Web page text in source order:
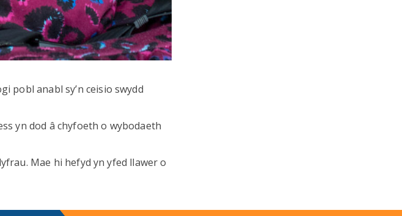
pobl anabl sy’n ceisio swydd
yn dod â chyfoeth o wybodaeth
Mae hi hefyd yn yfed llawer o